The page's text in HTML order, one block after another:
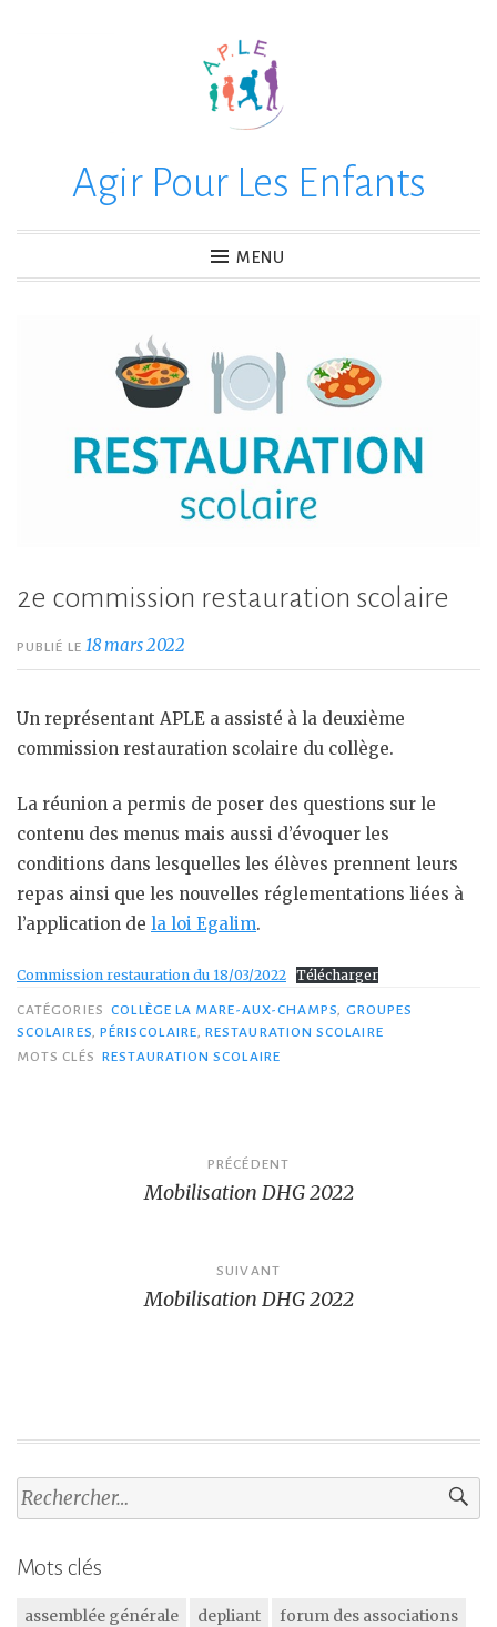
Agir Pour Les Enfants
MENU
2e commission restauration scolaire
PUBLIÉ LE 18 mars 2022
Un représentant APLE a assisté à la deuxième
commission restauration scolaire du collège.
La réunion a permis de poser des questions sur le
contenu des menus mais aussi d’évoquer les
conditions dans lesquelles les élèves prennent leurs
repas ainsi que les nouvelles réglementations liées à
l’application de la loi Egalim.
Commission restauration du 18/03/2022 Télécharger
CATÉGORIES COLLÈGE LA MARE-AUX-CHAMPS, GROUPES
SCOLAIRES, PÉRISCOLAIRE,RESTAURATION SCOLAIRE
MOTS CLÉS RESTAURATION SCOLAIRE
PRÉCÉDENT
Mobilisation DHG 2022
SUIVANT
Mobilisation DHG 2022
Rechercher :
Mots clés
assemblée générale depliant
forum des associations